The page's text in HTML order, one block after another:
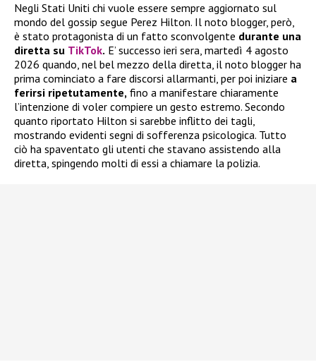
Negli Stati Uniti chi vuole essere sempre aggiornato sul
mondo del gossip segue Perez Hilton. Il noto blogger, però,
è stato protagonista di un fatto sconvolgente durante una
diretta su TikTok. E’ successo ieri sera, martedì 4 agosto
2026 quando, nel bel mezzo della diretta, il noto blogger ha
prima cominciato a fare discorsi allarmanti, per poi iniziare a
ferirsi ripetutamente, fino a manifestare chiaramente
l’intenzione di voler compiere un gesto estremo. Secondo
quanto riportato Hilton si sarebbe inflitto dei tagli,
mostrando evidenti segni di sofferenza psicologica. Tutto
ciò ha spaventato gli utenti che stavano assistendo alla
diretta, spingendo molti di essi a chiamare la polizia.